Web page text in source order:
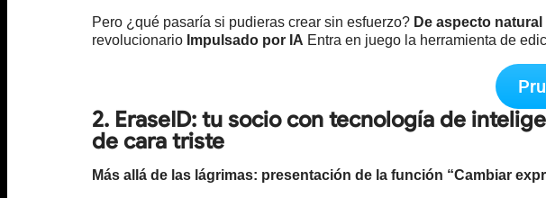
Pero ¿qué pasaría si pudieras crear sin esfuerzo? De aspecto natural
revolucionario Impulsado por IA Entra en juego la herramienta de
2. EraseID: tu socio con tecnología de
de cara triste
Más allá de las lágrimas: presentación de la función “Cambiar